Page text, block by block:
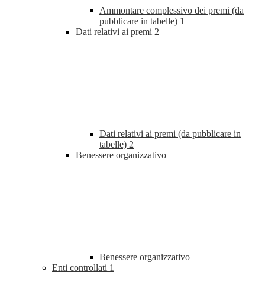
Ammontare complessivo dei premi (da
pubblicare in tabelle) 1
Dati relativi ai premi 2
Dati relativi ai premi (da pubblicare in
tabelle) 2
Benessere organizzativo
Benessere organizzativo
Enti controllati 1